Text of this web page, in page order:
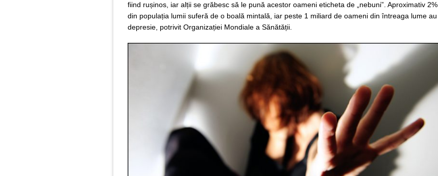
fiind rușinos, iar alții se grăbesc să le pună acestor oameni eticheta de „nebuni”. Aproximativ 2%
din populația lumii suferă de o boală mintală, iar peste 1 miliard de oameni din întreaga lume au
depresie, potrivit Organizației Mondiale a Sănătății.